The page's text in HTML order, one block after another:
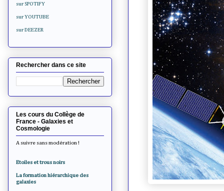
sur SPOTIFY
sur YOUTUBE
sur DEEZER
Rechercher dans ce site
Les cours du Collège de
France - Galaxies et
Cosmologie
A suivre sans modération !
Etoiles et trous noirs
La formation hiérarchique des
galaxies